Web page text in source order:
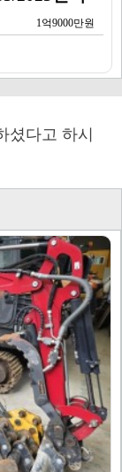
1억9000만원
셨다고 하시